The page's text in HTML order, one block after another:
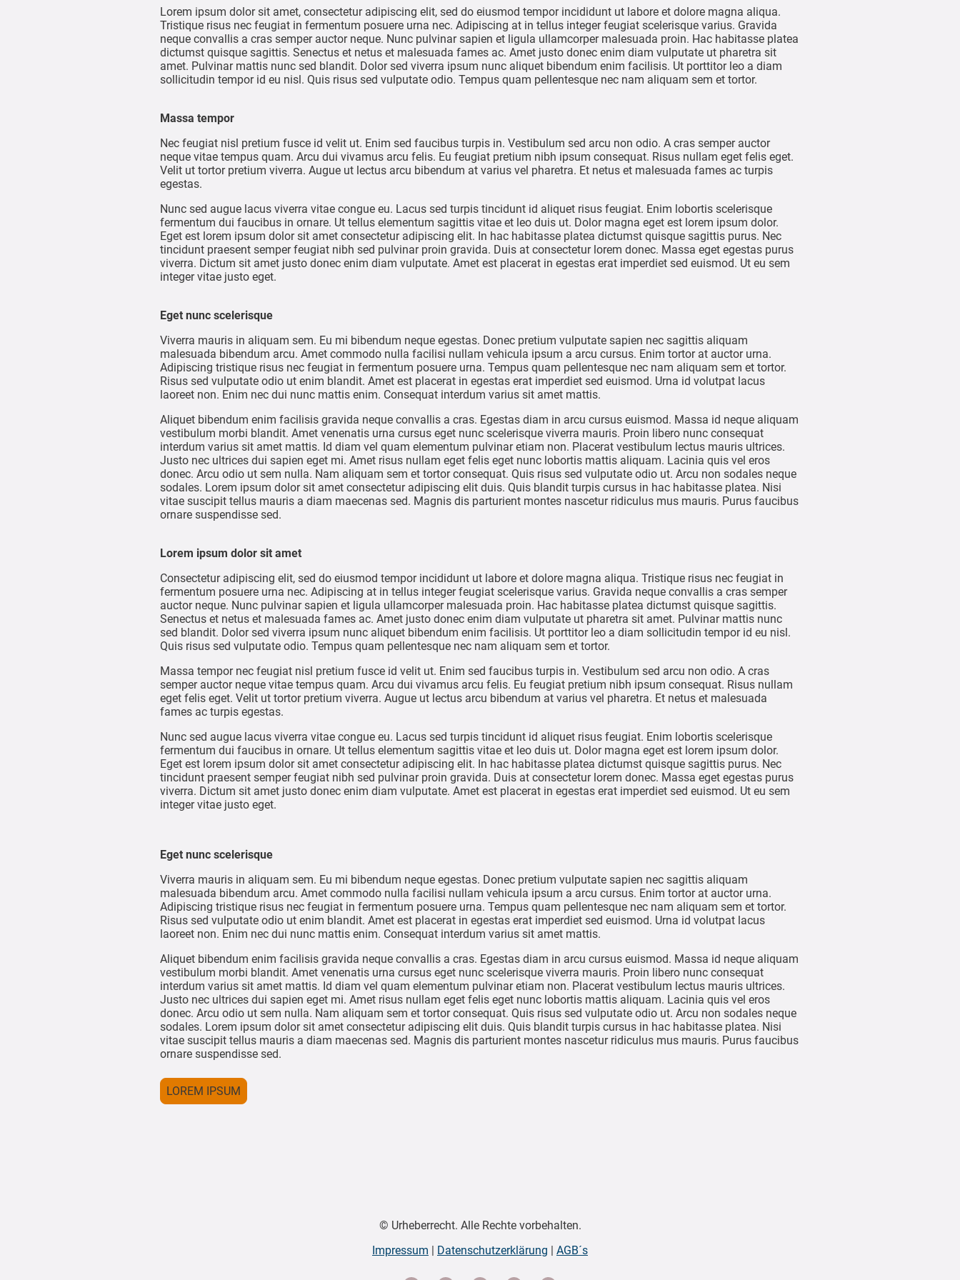
Lorem ipsum dolor sit amet, consectetur adipiscing elit, sed do eiusmod tempor incididunt ut labore et dolore magna aliqua.
Tristique risus nec feugiat in fermentum posuere urna nec. Adipiscing at in tellus integer feugiat scelerisque varius. Gravida
neque convallis a cras semper auctor neque. Nunc pulvinar sapien et ligula ullamcorper malesuada proin. Hac habitasse platea
dictumst quisque sagittis. Senectus et netus et malesuada fames ac. Amet justo donec enim diam vulputate ut pharetra sit
amet. Pulvinar mattis nunc sed blandit. Dolor sed viverra ipsum nunc aliquet bibendum enim facilisis. Ut porttitor leo a diam
sollicitudin tempor id eu nisl. Quis risus sed vulputate odio. Tempus quam pellentesque nec nam aliquam sem et tortor.
Massa tempor
Nec feugiat nisl pretium fusce id velit ut. Enim sed faucibus turpis in. Vestibulum sed arcu non odio. A cras semper auctor
neque vitae tempus quam. Arcu dui vivamus arcu felis. Eu feugiat pretium nibh ipsum consequat. Risus nullam eget felis eget.
Velit ut tortor pretium viverra. Augue ut lectus arcu bibendum at varius vel pharetra. Et netus et malesuada fames ac turpis
egestas.
Nunc sed augue lacus viverra vitae congue eu. Lacus sed turpis tincidunt id aliquet risus feugiat. Enim lobortis scelerisque
fermentum dui faucibus in ornare. Ut tellus elementum sagittis vitae et leo duis ut. Dolor magna eget est lorem ipsum dolor.
Eget est lorem ipsum dolor sit amet consectetur adipiscing elit. In hac habitasse platea dictumst quisque sagittis purus. Nec
tincidunt praesent semper feugiat nibh sed pulvinar proin gravida. Duis at consectetur lorem donec. Massa eget egestas purus
viverra. Dictum sit amet justo donec enim diam vulputate. Amet est placerat in egestas erat imperdiet sed euismod. Ut eu sem
integer vitae justo eget.
Eget nunc scelerisque
Viverra mauris in aliquam sem. Eu mi bibendum neque egestas. Donec pretium vulputate sapien nec sagittis aliquam
malesuada bibendum arcu. Amet commodo nulla facilisi nullam vehicula ipsum a arcu cursus. Enim tortor at auctor urna.
Adipiscing tristique risus nec feugiat in fermentum posuere urna. Tempus quam pellentesque nec nam aliquam sem et tortor.
Risus sed vulputate odio ut enim blandit. Amet est placerat in egestas erat imperdiet sed euismod. Urna id volutpat lacus
laoreet non. Enim nec dui nunc mattis enim. Consequat interdum varius sit amet mattis.
Aliquet bibendum enim facilisis gravida neque convallis a cras. Egestas diam in arcu cursus euismod. Massa id neque aliquam
vestibulum morbi blandit. Amet venenatis urna cursus eget nunc scelerisque viverra mauris. Proin libero nunc consequat
interdum varius sit amet mattis. Id diam vel quam elementum pulvinar etiam non. Placerat vestibulum lectus mauris ultrices.
Justo nec ultrices dui sapien eget mi. Amet risus nullam eget felis eget nunc lobortis mattis aliquam. Lacinia quis vel eros
donec. Arcu odio ut sem nulla. Nam aliquam sem et tortor consequat. Quis risus sed vulputate odio ut. Arcu non sodales neque
sodales. Lorem ipsum dolor sit amet consectetur adipiscing elit duis. Quis blandit turpis cursus in hac habitasse platea. Nisi
vitae suscipit tellus mauris a diam maecenas sed. Magnis dis parturient montes nascetur ridiculus mus mauris. Purus faucibus
ornare suspendisse sed.
Lorem ipsum dolor sit amet
Consectetur adipiscing elit, sed do eiusmod tempor incididunt ut labore et dolore magna aliqua. Tristique risus nec feugiat in
fermentum posuere urna nec. Adipiscing at in tellus integer feugiat scelerisque varius. Gravida neque convallis a cras semper
auctor neque. Nunc pulvinar sapien et ligula ullamcorper malesuada proin. Hac habitasse platea dictumst quisque sagittis.
Senectus et netus et malesuada fames ac. Amet justo donec enim diam vulputate ut pharetra sit amet. Pulvinar mattis nunc
sed blandit. Dolor sed viverra ipsum nunc aliquet bibendum enim facilisis. Ut porttitor leo a diam sollicitudin tempor id eu nisl.
Quis risus sed vulputate odio. Tempus quam pellentesque nec nam aliquam sem et tortor.
Massa tempor nec feugiat nisl pretium fusce id velit ut. Enim sed faucibus turpis in. Vestibulum sed arcu non odio. A cras
semper auctor neque vitae tempus quam. Arcu dui vivamus arcu felis. Eu feugiat pretium nibh ipsum consequat. Risus nullam
eget felis eget. Velit ut tortor pretium viverra. Augue ut lectus arcu bibendum at varius vel pharetra. Et netus et malesuada
fames ac turpis egestas.
Nunc sed augue lacus viverra vitae congue eu. Lacus sed turpis tincidunt id aliquet risus feugiat. Enim lobortis scelerisque
fermentum dui faucibus in ornare. Ut tellus elementum sagittis vitae et leo duis ut. Dolor magna eget est lorem ipsum dolor.
Eget est lorem ipsum dolor sit amet consectetur adipiscing elit. In hac habitasse platea dictumst quisque sagittis purus. Nec
tincidunt praesent semper feugiat nibh sed pulvinar proin gravida. Duis at consectetur lorem donec. Massa eget egestas purus
viverra. Dictum sit amet justo donec enim diam vulputate. Amet est placerat in egestas erat imperdiet sed euismod. Ut eu sem
integer vitae justo eget.
Eget nunc scelerisque
Viverra mauris in aliquam sem. Eu mi bibendum neque egestas. Donec pretium vulputate sapien nec sagittis aliquam
malesuada bibendum arcu. Amet commodo nulla facilisi nullam vehicula ipsum a arcu cursus. Enim tortor at auctor urna.
Adipiscing tristique risus nec feugiat in fermentum posuere urna. Tempus quam pellentesque nec nam aliquam sem et tortor.
Risus sed vulputate odio ut enim blandit. Amet est placerat in egestas erat imperdiet sed euismod. Urna id volutpat lacus
laoreet non. Enim nec dui nunc mattis enim. Consequat interdum varius sit amet mattis.
Aliquet bibendum enim facilisis gravida neque convallis a cras. Egestas diam in arcu cursus euismod. Massa id neque aliquam
vestibulum morbi blandit. Amet venenatis urna cursus eget nunc scelerisque viverra mauris. Proin libero nunc consequat
interdum varius sit amet mattis. Id diam vel quam elementum pulvinar etiam non. Placerat vestibulum lectus mauris ultrices.
Justo nec ultrices dui sapien eget mi. Amet risus nullam eget felis eget nunc lobortis mattis aliquam. Lacinia quis vel eros
donec. Arcu odio ut sem nulla. Nam aliquam sem et tortor consequat. Quis risus sed vulputate odio ut. Arcu non sodales neque
sodales. Lorem ipsum dolor sit amet consectetur adipiscing elit duis. Quis blandit turpis cursus in hac habitasse platea. Nisi
vitae suscipit tellus mauris a diam maecenas sed. Magnis dis parturient montes nascetur ridiculus mus mauris. Purus faucibus
ornare suspendisse sed.
LOREM IPSUM
© Urheberrecht. Alle Rechte vorbehalten.
Impressum | Datenschutzerklärung | AGB´s